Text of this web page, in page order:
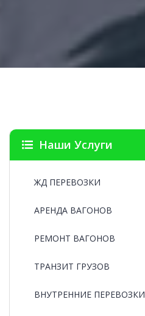
Наши Услуги
ЖД ПЕРЕВОЗКИ
АРЕНДА ВАГОНОВ
РЕМОНТ ВАГОНОВ
ТРАНЗИТ ГРУЗОВ
ВНУТРЕННИЕ ПЕРЕВОЗКИ